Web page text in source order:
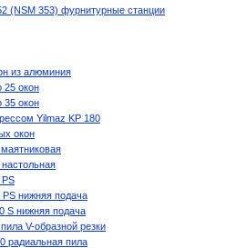
(NSM 353) фурнитурные станции
из алюминия
25 окон
35 окон
Yilmaz KP 180
окон
PS нижняя подача
S нижняя подача
V-образной резки
радиальная пила